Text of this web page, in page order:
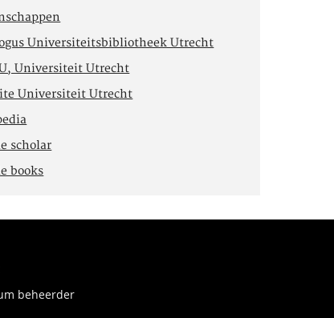
Universiteitsbibliotheek Utrecht
Universiteit Utrecht
Universiteit Utrecht
scholar
books
beheerder